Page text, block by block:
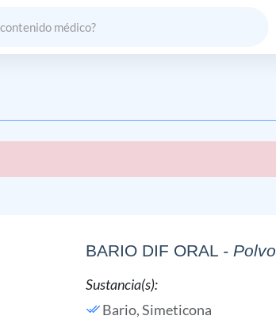
BARIO DIF ORAL - Polvo
Sustancia(s):
Bario,Simeticona